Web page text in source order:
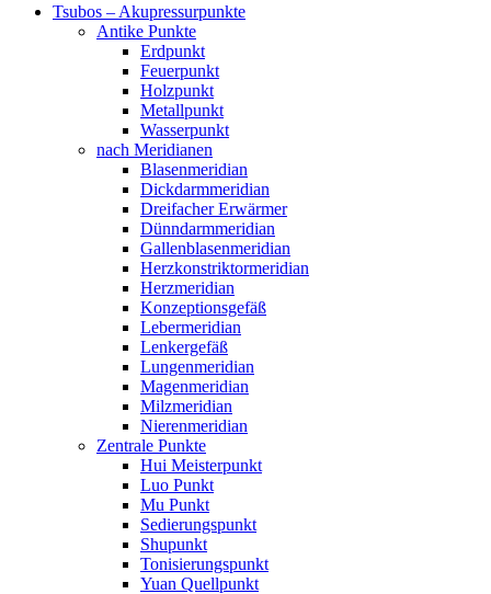
Tsubos – Akupressurpunkte
Antike Punkte
Erdpunkt
Feuerpunkt
Holzpunkt
Metallpunkt
Wasserpunkt
nach Meridianen
Blasenmeridian
Dickdarmmeridian
Dreifacher Erwärmer
Dünndarmmeridian
Gallenblasenmeridian
Herzkonstriktormeridian
Herzmeridian
Konzeptionsgefäß
Lebermeridian
Lenkergefäß
Lungenmeridian
Magenmeridian
Milzmeridian
Nierenmeridian
Zentrale Punkte
Hui Meisterpunkt
Luo Punkt
Mu Punkt
Sedierungspunkt
Shupunkt
Tonisierungspunkt
Yuan Quellpunkt